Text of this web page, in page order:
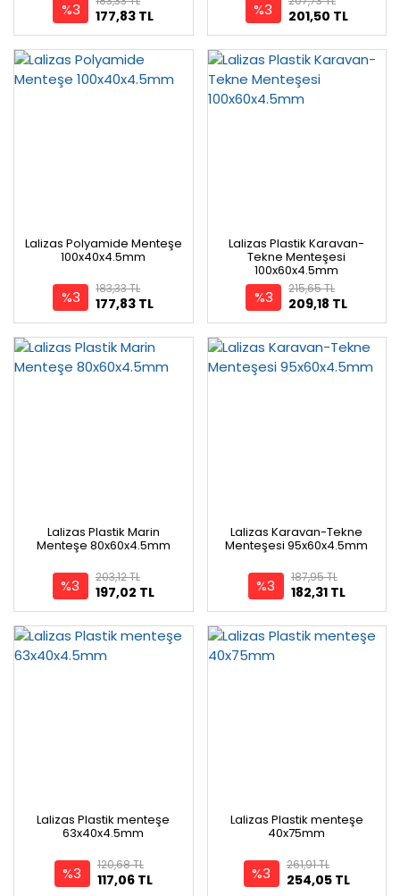
%3 177,83 TL %3 201,50 TL
Lalizas Polyamide Menteşe
100x40x4.5mm
%3 177,83 TL
183,33 TL
Lalizas Plastik Karavan-
Tekne Menteşesi
100x60x4.5mm
%3 209,18 TL
215,65 TL
Lalizas Plastik Marin
Menteşe 80x60x4.5mm
%3 197,02 TL
203,12 TL
Lalizas Karavan-Tekne
Menteşesi 95x60x4.5mm
%3 182,31 TL
187,95 TL
Lalizas Plastik menteşe
63x40x4.5mm
%3 117,06 TL
120,68 TL
Lalizas Plastik menteşe
40x75mm
%3 254,05 TL
261,91 TL